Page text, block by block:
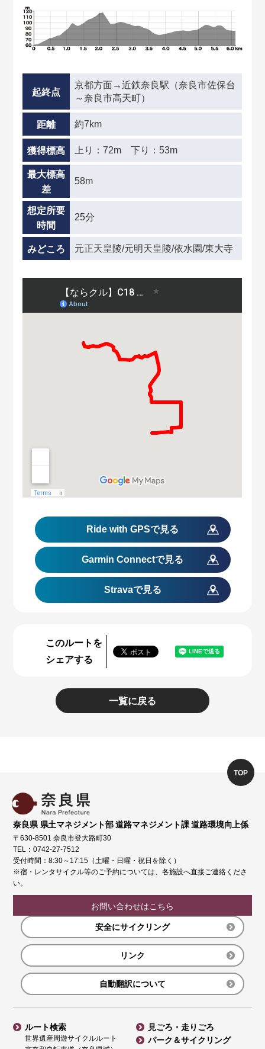
起終点
京都方面→近鉄奈良駅（奈良市佐保台
～奈良市高天町）
距離 約7km
獲得標高 上り：72m 下り：53m
最大標高
差
58m
想定所要
時間
25分
みどころ 元正天皇陵/元明天皇陵/依水園/東大寺
Ride with GPSで見る
Garmin Connectで見る
Stravaで見る
このルートを
シェアする
一覧に戻る
奈良県 県土マネジメント部 道路マネジメント課 道路環境向上係
〒630-8501 奈良市登大路町30
TEL：0742-27-7512
受付時間：8:30～17:15（土曜・日曜・祝日を除く）
※宿・レンタサイクル等のご予約については、各施設へ直接ご連絡くださ
い。
お問い合わせはこちら
安全にサイクリング
リンク
自動翻訳について
ルート検索
世界遺産周遊サイクルルート
見ごろ・走りごろ
パーク＆サイクリング
TOP